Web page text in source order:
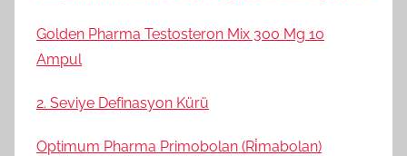
Golden Pharma Testosteron Mix 300 Mg 10
Ampul
2. Seviye Definasyon Kürü
Optimum Pharma Primobolan (Ri̇mabolan)